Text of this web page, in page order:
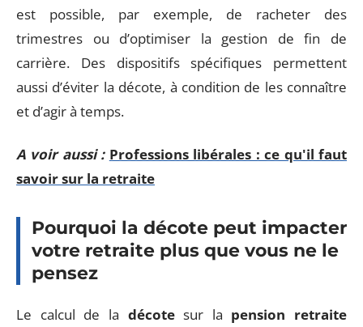
est possible, par exemple, de racheter des
trimestres ou d’optimiser la gestion de fin de
carrière. Des dispositifs spécifiques permettent
aussi d’éviter la décote, à condition de les connaître
et d’agir à temps.
A voir aussi : Professions libérales : ce qu'il faut
savoir sur la retraite
Pourquoi la décote peut impacter
votre retraite plus que vous ne le
pensez
Le calcul de la décotesur la pension retraite